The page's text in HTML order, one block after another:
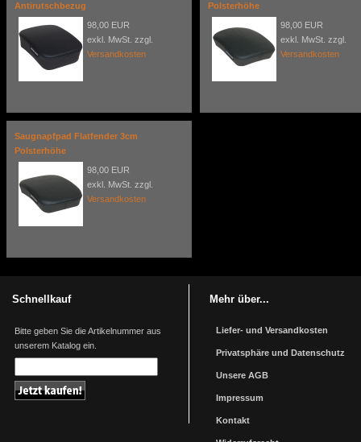
Antirutschbezug
98,00 EUR
exkl. MwSt. zzgl.
Versandkosten
Polsterhöhe
98,00 EUR
exkl. MwSt. zzgl.
Versandkosten
Saugnapfpad Flatfender 3cm
Polsterhöhe
98,00 EUR
exkl. MwSt. zzgl.
Versandkosten
Schnellkauf
Bitte geben Sie die Artikelnummer aus
unserem Katalog ein.
Mehr über...
Liefer- und Versandkosten
Privatsphäre und Datenschutz
Unsere AGB
Impressum
Kontakt